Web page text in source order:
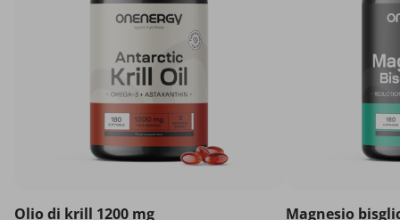
Olio di krill 1200 mg Magnesio